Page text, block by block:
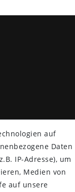
auf
Daten
IP-Adresse), um
Medien von
auf unsere